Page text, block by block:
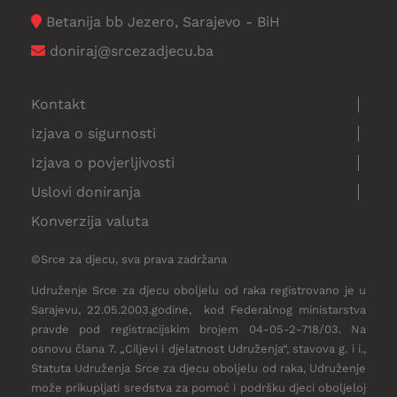
Betanija bb Jezero, Sarajevo - BiH
doniraj@srcezadjecu.ba
Kontakt
Izjava o sigurnosti
Izjava o povjerljivosti
Uslovi doniranja
Konverzija valuta
©Srce za djecu, sva prava zadržana
Udruženje Srce za djecu oboljelu od raka registrovano je u
Sarajevu, 22.05.2003.godine, kod Federalnog ministarstva
pravde pod registracijskim brojem 04-05-2-718/03. Na
osnovu člana 7. „Ciljevi i djelatnost Udruženja“, stavova g. i i.,
Statuta Udruženja Srce za djecu oboljelu od raka, Udruženje
može prikupljati sredstva za pomoć i podršku djeci oboljeloj